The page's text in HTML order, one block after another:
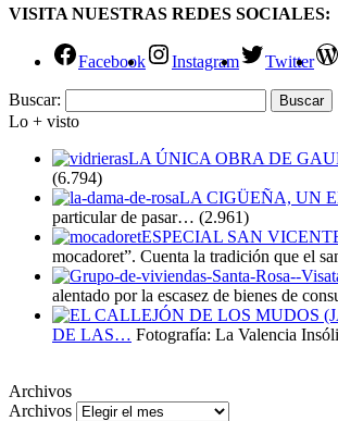
VISITA NUESTRAS REDES SOCIALES:
Facebook Instagram Twitter
Buscar:
Lo + visto
LA ÚNICA OBRA DE
(6.794)
LA CIGÜEÑA, UN
particular de pasar… (2.961)
ESPECIAL SAN
mocadoret”. Cuenta la tradición que el
alentado por la escasez de bienes de
DE LAS… Fotografía: La Valencia
Archivos
Archivos